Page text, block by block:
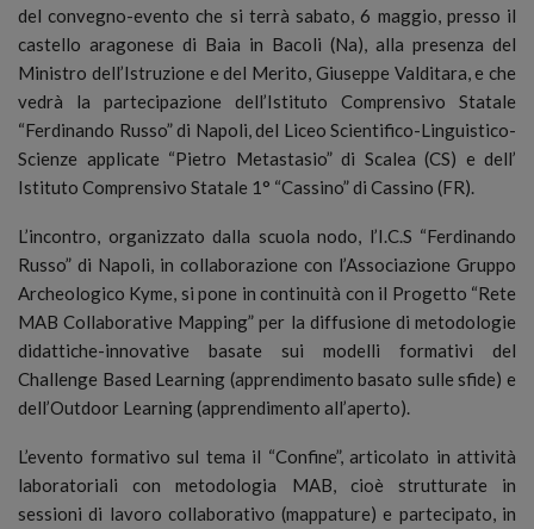
del convegno-evento che si terrà sabato, 6 maggio, presso il
castello aragonese di Baia in Bacoli (Na), alla presenza del
Ministro dell’Istruzione e del Merito, Giuseppe Valditara, e che
vedrà la partecipazione dell’Istituto Comprensivo Statale
“Ferdinando Russo” di Napoli, del Liceo Scientifico-Linguistico-
Scienze applicate “Pietro Metastasio” di Scalea (CS) e dell’
Istituto Comprensivo Statale 1° “Cassino” di Cassino (FR).
L’incontro, organizzato dalla scuola nodo, l’I.C.S “Ferdinando
Russo” di Napoli, in collaborazione con l’Associazione Gruppo
Archeologico Kyme, si pone in continuità con il Progetto “Rete
MAB Collaborative Mapping” per la diffusione di metodologie
didattiche-innovative basate sui modelli formativi del
Challenge Based Learning (apprendimento basato sulle sfide) e
dell’Outdoor Learning (apprendimento all’aperto).
L’evento formativo sul tema il “Confine”, articolato in attività
laboratoriali con metodologia MAB, cioè strutturate in
sessioni di lavoro collaborativo (mappature) e partecipato, in